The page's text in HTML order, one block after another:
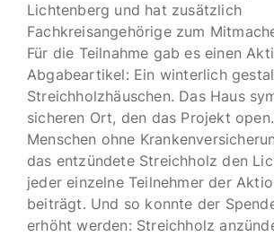
Lichtenberg und hat zusätzlich
Fachkreisangehörige zum
Für die Teilnahme gab es einen
Abgabeartikel: Ein winterlich
Streichholzhäuschen. Das Haus
sicheren Ort, den das Projekt
Menschen ohne
das entzündete Streichholz den
jeder einzelne Teilnehmer der
beiträgt. Und so konnte der
erhöht werden: Streichholz